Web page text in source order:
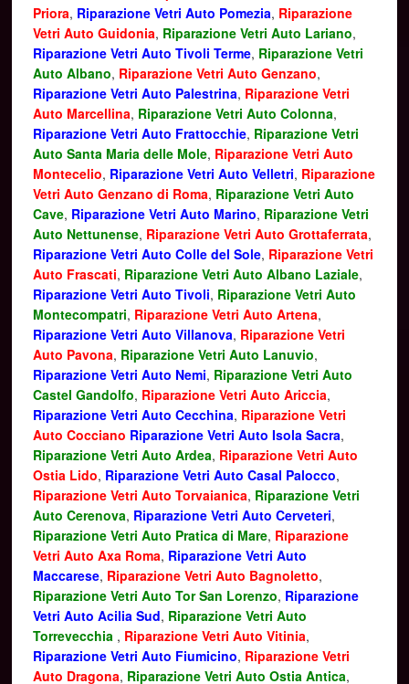
Priora, Riparazione Vetri Auto Pomezia, Riparazione
Vetri Auto Guidonia, Riparazione Vetri Auto Lariano,
Riparazione Vetri Auto Tivoli Terme, Riparazione Vetri
Auto Albano, Riparazione Vetri Auto Genzano,
Riparazione Vetri Auto Palestrina, Riparazione Vetri
Auto Marcellina, Riparazione Vetri Auto Colonna,
Riparazione Vetri Auto Frattocchie, Riparazione Vetri
Auto Santa Maria delle Mole, Riparazione Vetri Auto
Montecelio, Riparazione Vetri Auto Velletri, Riparazione
Vetri Auto Genzano di Roma, Riparazione Vetri Auto
Cave, Riparazione Vetri Auto Marino, Riparazione Vetri
Auto Nettunense, Riparazione Vetri Auto Grottaferrata,
Riparazione Vetri Auto Colle del Sole, Riparazione Vetri
Auto Frascati, Riparazione Vetri Auto Albano Laziale,
Riparazione Vetri Auto Tivoli, Riparazione Vetri Auto
Montecompatri, Riparazione Vetri Auto Artena,
Riparazione Vetri Auto Villanova, Riparazione Vetri
Auto Pavona, Riparazione Vetri Auto Lanuvio,
Riparazione Vetri Auto Nemi, Riparazione Vetri Auto
Castel Gandolfo, Riparazione Vetri Auto Ariccia,
Riparazione Vetri Auto Cecchina, Riparazione Vetri
Auto Cocciano Riparazione Vetri Auto Isola Sacra,
Riparazione Vetri Auto Ardea, Riparazione Vetri Auto
Ostia Lido, Riparazione Vetri Auto Casal Palocco,
Riparazione Vetri Auto Torvaianica, Riparazione Vetri
Auto Cerenova, Riparazione Vetri Auto Cerveteri,
Riparazione Vetri Auto Pratica di Mare, Riparazione
Vetri Auto Axa Roma, Riparazione Vetri Auto
Maccarese, Riparazione Vetri Auto Bagnoletto,
Riparazione Vetri Auto Tor San Lorenzo, Riparazione
Vetri Auto Acilia Sud, Riparazione Vetri Auto
Torrevecchia , Riparazione Vetri Auto Vitinia,
Riparazione Vetri Auto Fiumicino, Riparazione Vetri
Auto Dragona, Riparazione Vetri Auto Ostia Antica,